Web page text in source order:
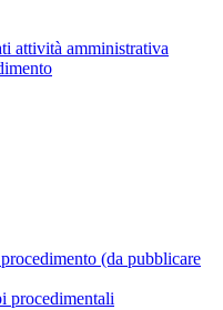
attività amministrativa
(da pubblicare
procedimentali